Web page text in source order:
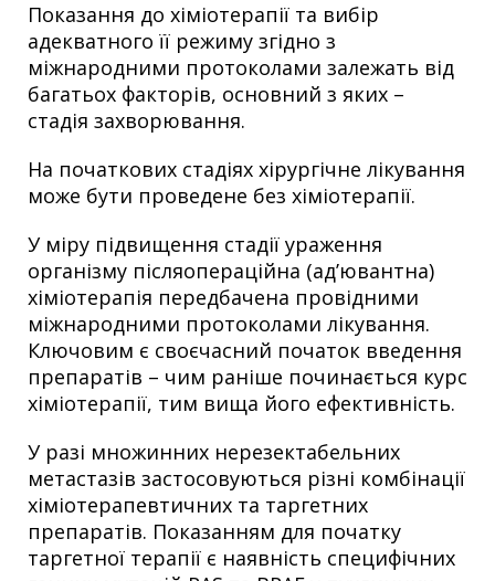
Показання до хіміотерапії та вибір
адекватного її режиму згідно з
міжнародними протоколами залежать від
багатьох факторів, основний з яких –
стадія захворювання.
На початкових стадіях хірургічне лікування
може бути проведене без хіміотерапії.
У міру підвищення стадії ураження
організму післяопераційна (ад’ювантна)
хіміотерапія передбачена провідними
міжнародними протоколами лікування.
Ключовим є своєчасний початок введення
препаратів – чим раніше починається курс
хіміотерапії, тим вища його ефективність.
У разі множинних нерезектабельних
метастазів застосовуються різні комбінації
хіміотерапевтичних та таргетних
препаратів. Показанням для початку
таргетної терапії є наявність специфічних